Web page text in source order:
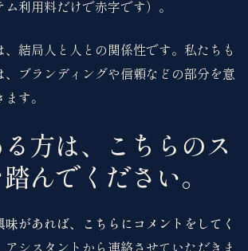
ム利用料だけで赤字です）。
、結局人と人との関係性です。私たちも
、ブランディングや信頼などの部分を意
す。
方は、こちらのス
んでください。
味があれば、こちらにコメントをしてく
アシスタントから連絡させていただきま